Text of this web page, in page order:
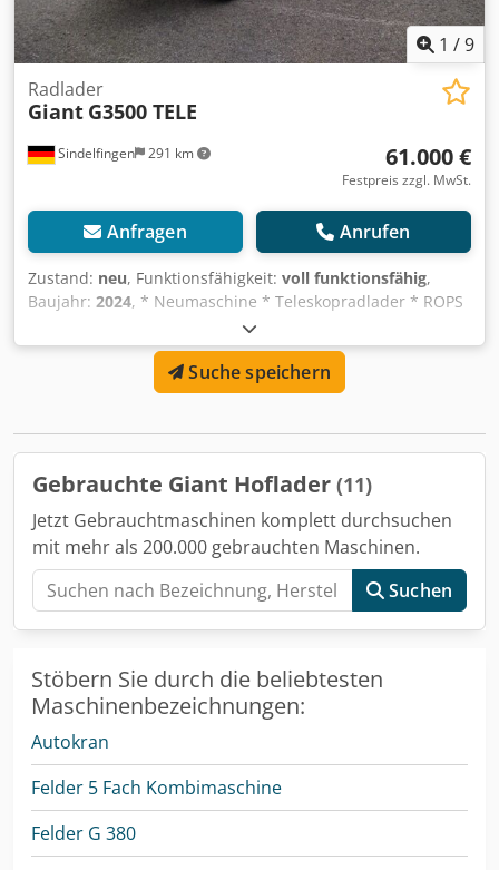
1 /9
Sindelfingen 291 km
Radlader
Giant G3500 TELE
61.000 €
Festpreis zzgl. MwSt.
Anfragen Anrufen
Zustand: neu, Funktionsfähigkeit: voll funktionsfähig,
Baujahr: 2024, * Neumaschine * Teleskopradlader * ROPS
/ FOPS Kabine inkl. Heizung * 2 Spiegel / 2x Halogen-
Arbeitsscheinwerfer vorne & hinten * Radio *
Luftgefederter, verstellbarer Komfortsitz * Betriebsgewicht
4.000 kg * Hubhöhe 4.312 mm * Hubkraft 2500 kg *
V2403-CR-TE5B DOC/DPF (STUFE V) 48,5 kW / 66 PS *
GIANT Palettengabel 1200MM - 3500 kg * GIANT Schaufel
1500MM - 441 Liter * 1 Jahr Neumaschinengarantie
Suche speichern
Gebrauchte Giant Hoflader (11)
Jetzt Gebrauchtmaschinen komplett durchsuchen
mit mehr als 200.000 gebrauchten Maschinen.
Suchen
Stöbern Sie durch die beliebtesten
Maschinenbezeichnungen:
Autokran
Felder 5 Fach Kombimaschine
Felder G 380